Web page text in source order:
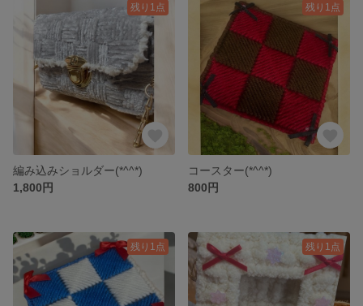
残り1点
編み込みショルダー(*^^*)
1,800円
残り1点
コースター(*^^*)
800円
残り1点 残り1点